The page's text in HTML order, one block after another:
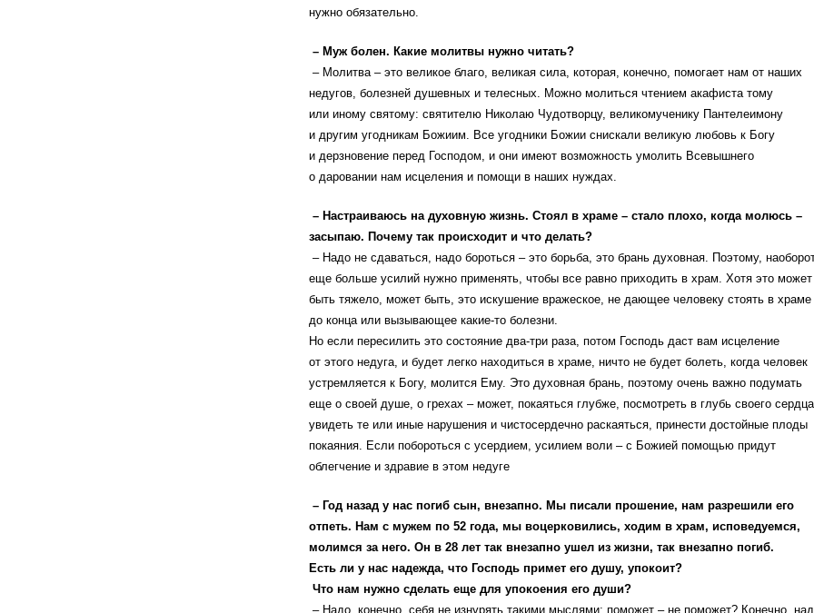
нужно обязательно.
– Муж болен. Какие молитвы нужно читать?
– Молитва – это великое благо, великая сила, которая, конечно, помогает нам от наших
недугов, болезней душевных и телесных. Можно молиться чтением акафиста тому
или иному святому: святителю Николаю Чудотворцу, великомученику Пантелеимону
и другим угодникам Божиим. Все угодники Божии снискали великую любовь к Богу
и дерзновение перед Господом, и они имеют возможность умолить Всевышнего
о даровании нам исцеления и помощи в наших нуждах.
– Настраиваюсь на духовную жизнь. Стоял в храме – стало плохо, когда молюсь –
засыпаю. Почему так происходит и что делать?
– Надо не сдаваться, надо бороться – это борьба, это брань духовная. Поэтому,
еще больше усилий нужно применять, чтобы все равно приходить в храм. Хотя это может
быть тяжело, может быть, это искушение вражеское, не дающее человеку стоять в храме
до конца или вызывающее какие-то болезни.
Но если пересилить это состояние два-три раза, потом Господь даст вам исцеление
от этого недуга, и будет легко находиться в храме, ничто не будет болеть, когда человек
устремляется к Богу, молится Ему. Это духовная брань, поэтому очень важно подумать
еще о своей душе, о грехах – может, покаяться глубже, посмотреть в глубь своего
увидеть те или иные нарушения и чистосердечно раскаяться, принести достойные плоды
покаяния. Если побороться с усердием, усилием воли – с Божией помощью придут
облегчение и здравие в этом недуге
– Год назад у нас погиб сын, внезапно. Мы писали прошение, нам разрешили его
отпеть. Нам с мужем по 52 года, мы воцерковились, ходим в храм, исповедуемся,
молимся за него. Он в 28 лет так внезапно ушел из жизни, так внезапно погиб.
Есть ли у нас надежда, что Господь примет его душу, упокоит?
Что нам нужно сделать еще для упокоения его души?
– Надо, конечно, себя не изнурять такими мыслями: поможет – не поможет? Конечно,